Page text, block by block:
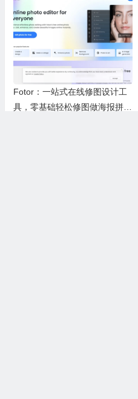
Fotor：一站式在线修图设计工
具，零基础轻松修图做海报拼图